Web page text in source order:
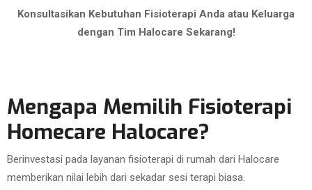
Konsultasikan Kebutuhan Fisioterapi Anda atau Keluarga
dengan Tim Halocare Sekarang!
Mengapa Memilih Fisioterapi
Homecare Halocare?
Berinvestasi pada layanan fisioterapi di rumah dari Halocare
memberikan nilai lebih dari sekadar sesi terapi biasa.